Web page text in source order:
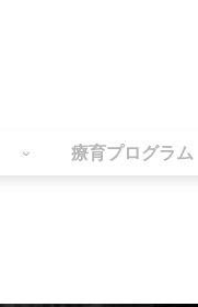
療育プログラム